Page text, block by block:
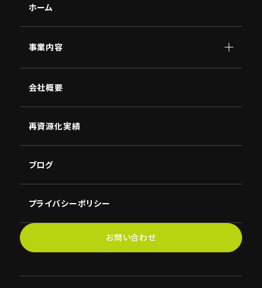
ホーム
事業内容
顧問
NBC
会社概要
再資源化実績
ブログ
プライバシーポリシー
お問い合わせ